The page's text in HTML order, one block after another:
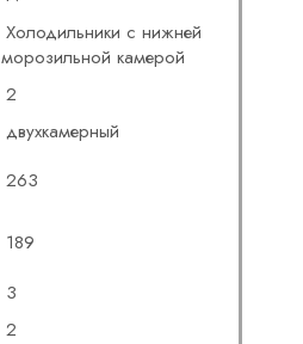
Холодильники с нижней
морозильной камерой
2
двухкамерный
263
189
3
2